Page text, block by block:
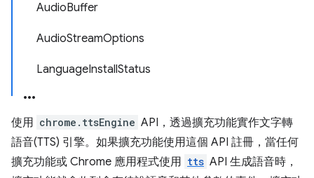
AudioBuffer
AudioStreamOptions
LanguageInstallStatus
使用 chrome.ttsEngine API，透過擴充功能實作文字轉
語音(TTS) 引擎。如果擴充功能使用這個 API 註冊，當任何
擴充功能或 Chrome 應用程式使用 tts API 生成語音時，